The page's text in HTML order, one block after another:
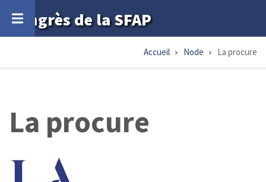
contenu
Congrès de la SFAP
Accueil Node La procure
La procure